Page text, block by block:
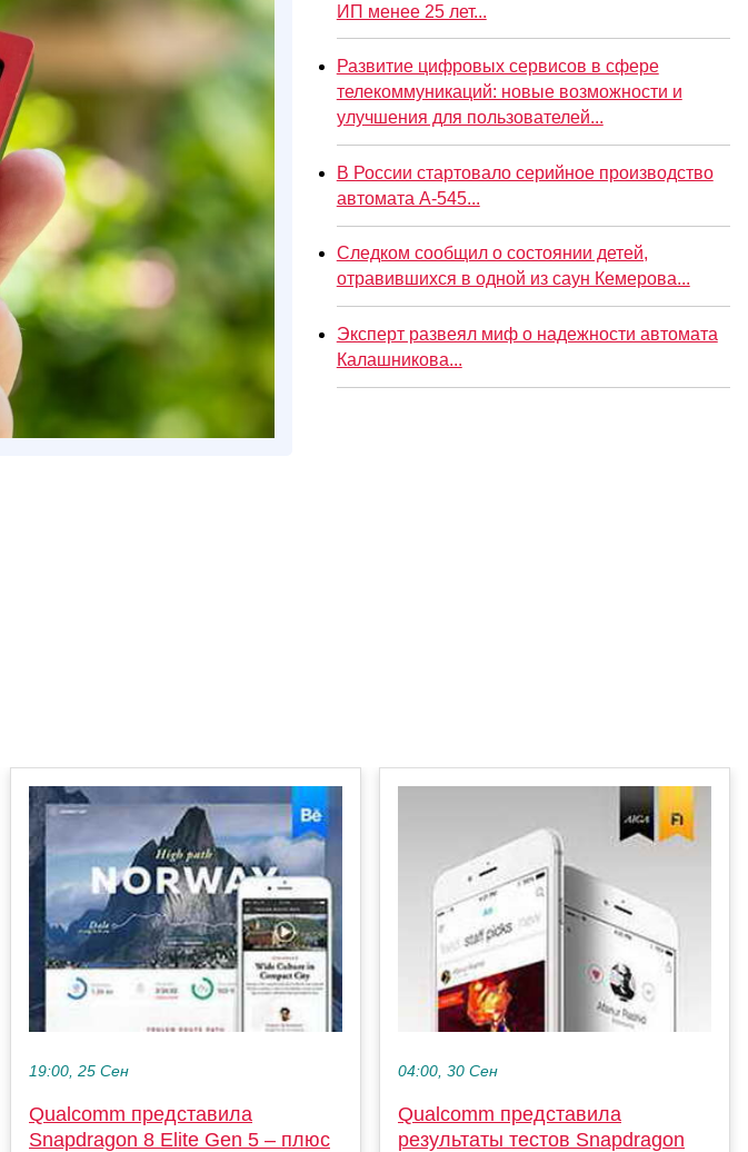
ИП менее 25 лет...
Развитие цифровых сервисов в сфере
телекоммуникаций: новые возможности и
улучшения для пользователей...
В России стартовало серийное производство
автомата А-545...
Следком сообщил о состоянии детей,
отравившихся в одной из саун Кемерова...
Эксперт развеял миф о надежности автомата
Калашникова...
19:00, 25 Сен
Qualcomm представила
Snapdragon 8 Elite Gen 5 – плюс
04:00, 30 Сен
Qualcomm представила
результаты тестов Snapdragon